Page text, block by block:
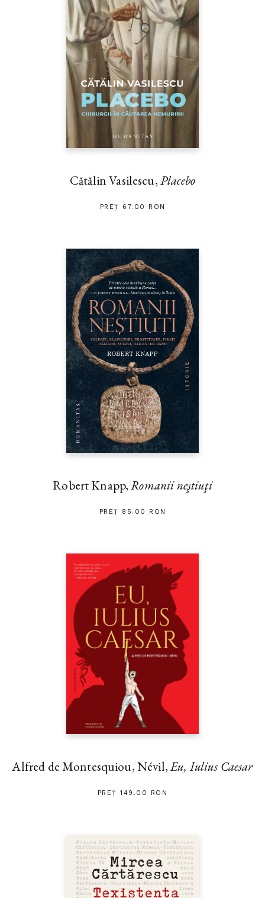
Cătălin Vasilescu,Placebo
PREȚ 67.00 RON
Robert Knapp,Romanii neştiuţi
PREȚ 85.00 RON
Alfred de Montesquiou, Névil,Eu, Iulius Caesar
PREȚ 149.00 RON